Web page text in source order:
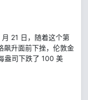
21 日，随着这个第
飙升面前下挫，伦敦金
盎司下跌了 100 美